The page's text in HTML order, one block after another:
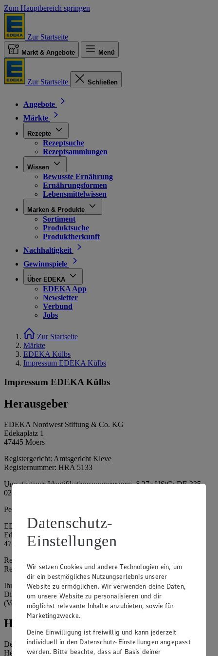
Zum Hauptbereich springen
Zur Startseite
Markt & Angebote Menü
Zur Startseite Schließen
Angebote
Märkte
Rezepte
Rezeptsuche
Rezeptsammlungen
Wissen
Bewusste Ernährung
Ernährungsformen
Lebensmittelwissen
Marken & Produkte
Sortiment
Produktsuche
Produktherkunft
Nachhaltigkeit
Gewinnspiele
Über EDEKA
EDEKA App
Newsletter
Verbund
Jobs
Zur Startseite
Märkte
EDEKA Külbs
Impressum EDEKA Külbs
Impressum EDEKA Külbs
Herausgeber
EDEKA Nordwest Stiftung & Co. KG
Edekaplatz 1
47445 Moers
Registergericht: Amtsgericht Kleve
Registernummer: HRA 5133
Umsatzsteuer-Identifikationsnummer gem. § 27a UStG: DE 335
024 695
Persönlich haftende Gesellschafterin:
EDEKA Nordwest Handelsstiftung e. K.
Edekaplatz 1
47445 Moers
Registergericht: Amtsgericht Kleve
Registernummer: HRA 5132
Ihrerseits vertreten durch: Frank Breuer (Vorstandsvorsitzender),
Dirk Neuhaus (Vorstandsvorsitzender), Peter Wagener
(Vorstandsvorsitzender)
Hinweise
Der Inhalt dieser Website ist urheberrechtlich geschützt. Der
Herausgeber gewährt Ihnen jedoch das Recht, den auf dieser
Datenschutz-
Einstellungen
Wir setzen Cookies und andere Technologien ein, um
dir ein bestmögliches Nutzungserlebnis unserer
Website zu ermöglichen. Wir verwenden deine Daten,
um unsere Website zu personalisieren und dir
möglichst relevante Inhalte anzubieten, sowie für
Marketingzwecke.
Deine Einwilligung ist freiwillig und kann jederzeit
individuell in den Datenschutz-Einstellungen angepasst
werden. Bitte beachte, dass auf Basis deiner